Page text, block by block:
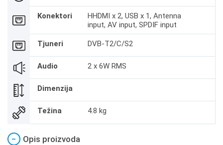
Konektori
HHDMI x 2, USB x 1, Antenna
input, AV input, SPDIF input
Tjuneri DVB-T2/C/S2
Audio 2 x 6W RMS
Dimenzija
Težina 4.8 kg
− Opis proizvoda